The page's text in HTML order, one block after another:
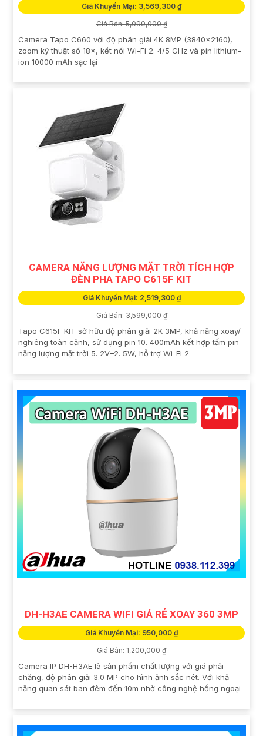
Giá Khuyến Mại: 3,569,300 ₫
Giá Bán: 5,099,000 ₫
Camera Tapo C660 với độ phân giải 4K 8MP (3840×2160),
zoom kỹ thuật số 18×, kết nối Wi-Fi 2. 4/5 GHz và pin lithium-
ion 10000 mAh sạc lại
CAMERA NĂNG LƯỢNG MẶT TRỜI TÍCH HỢP
ĐÈN PHA TAPO C615F KIT
Giá Khuyến Mại: 2,519,300 ₫
Giá Bán: 3,599,000 ₫
Tapo C615F KIT sở hữu độ phân giải 2K 3MP, khả năng xoay/
nghiêng toàn cảnh, sử dụng pin 10. 400mAh kết hợp tấm pin
năng lượng mặt trời 5. 2V–2. 5W, hỗ trợ Wi-Fi 2
DH-H3AE CAMERA WIFI GIÁ RẺ XOAY 360 3MP
Giá Khuyến Mại: 950,000 ₫
Giá Bán: 1,200,000 ₫
Camera IP DH-H3AE là sản phẩm chất lượng với giá phải
chăng, độ phân giải 3.0 MP cho hình ảnh sắc nét. Với khả
năng quan sát ban đêm đến 10m nhờ công nghệ hồng ngoại